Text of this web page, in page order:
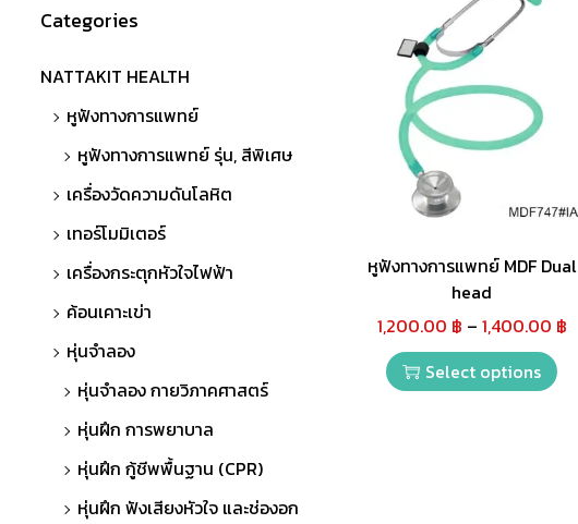
หูฟังทางการแพทย์ MDF Dual
head
1,200.00 ฿ – 1,400.00 ฿
Select options
Categories
NATTAKIT HEALTH
หูฟังทางการแพทย์
หูฟังทางการแพทย์ รุ่น, สีพิเศษ
เครื่องวัดความดันโลหิต
เทอร์โมมิเตอร์
เครื่องกระตุกหัวใจไฟฟ้า
ค้อนเคาะเข่า
หุ่นจำลอง
หุ่นจำลอง กายวิภาคศาสตร์
หุ่นฝึก การพยาบาล
หุ่นฝึก กู้ชีพพื้นฐาน (CPR)
หุ่นฝึก ฟังเสียงหัวใจ และช่องอก